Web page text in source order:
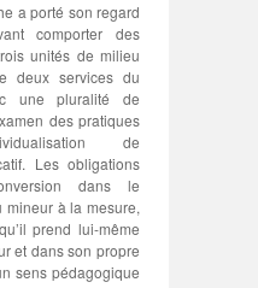
a porté son regard
comporter des
unités de milieu
deux services du
une pluralité de
des pratiques
de
Les obligations
dans le
mineur à la mesure,
prend lui-même
et dans son propre
sens pédagogique